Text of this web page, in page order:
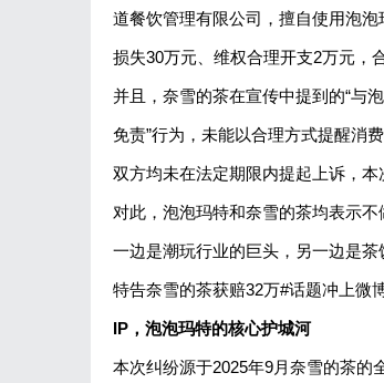
道餐饮管理有限公司，擅自使用泡
损失30万元、维权合理开支2万元，
并且，奈雪的茶在宣传中提到的“与
免责”行为，未能以合理方式提醒消
双方均未在法定期限内提起上诉，本
对此，泡泡玛特和奈雪的茶均表示不
一边是潮玩行业的巨头，另一边是
特告奈雪的茶获赔32万#话题冲上微
IP，泡泡玛特的核心护城河
本次纠纷源于2025年9月奈雪的茶的